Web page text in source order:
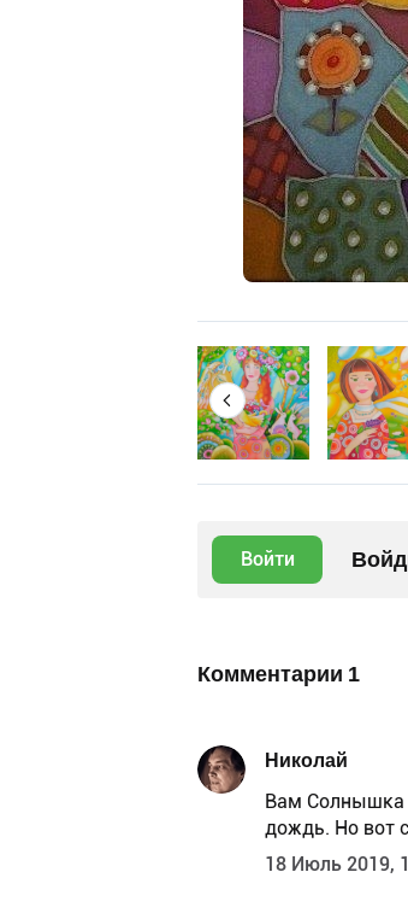
Войти
Комментарии 1
Николай
Вам Солнышка
дождь. Но вот
18 Июль 2019,